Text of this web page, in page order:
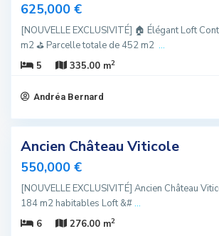
625,000 €
[NOUVELLE EXCLUSIVITÉ] 🏠 Élégant Loft
m2 ⛳️ Parcelle totale de 452 m2 ...
5
335.00 m2
Andréa Bernard
Ancien Château Viticole
550,000 €
[NOUVELLE EXCLUSIVITÉ] Ancien Château
184 m2 habitables Loft &#...
6
276.00 m2